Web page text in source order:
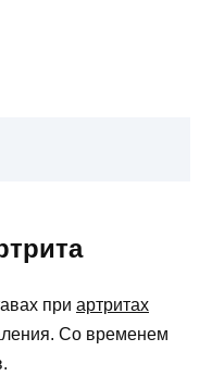
при артритах
Со временем